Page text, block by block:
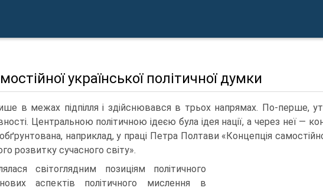
української політичної думки
в межах підпілля і здійснювався в трьох напрямах. По-перше,
Центральною політичною ідеєю була ідея нації, а через неї —
наприклад, у праці Петра Полтави «Концепція
розвитку сучасного світу».
світоглядним позиціям політичного
аспектів політичного мислення в